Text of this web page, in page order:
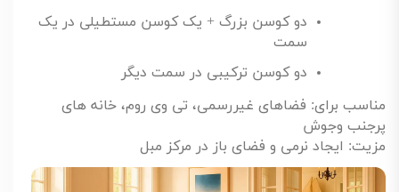
دو کوسن بزرگ + یک کوسن مستطیلی در یک
سمت
دو کوسن ترکیبی در سمت دیگر
مناسب برای: فضاهای غیررسمی، تی وی روم، خانه های
پرجنب وجوش
مزیت: ایجاد نرمی و فضای باز در مرکز مبل